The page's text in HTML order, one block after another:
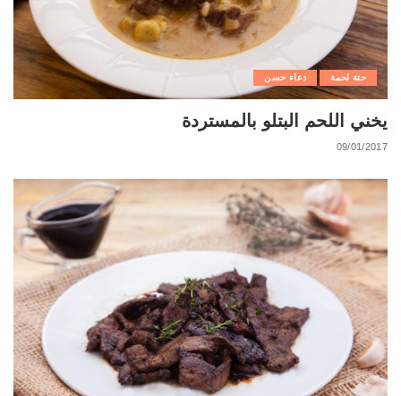
حتة لحمة دعاء حسن
يخني اللحم البتلو بالمستردة
09/01/2017